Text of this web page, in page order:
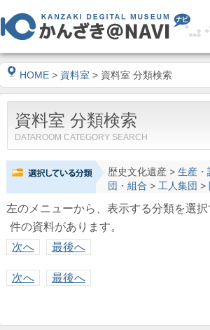
HOME > 資料室 > 資料室 分類検索
資料室 分類検索
DATAROOM CATEGORY SEARCH
歴史文化遺産> 生産・
団・組合 > 工人集団 >
左のメニューから、表示する分類を選択
件の資料があります。
次へ
最後へ
次へ 最後へ